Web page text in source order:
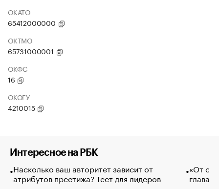
ОКАТО
65412000000
ОКТМО
65731000001
ОКФС
16
ОКОГУ
4210015
Интересное на РБК
Насколько ваш авторитет зависит от
атрибутов престижа? Тест для лидеров
«От
глава